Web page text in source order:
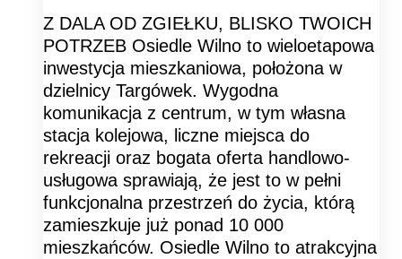
Z DALA OD ZGIEŁKU, BLISKO TWOICH
POTRZEB Osiedle Wilno to wieloetapowa
inwestycja mieszkaniowa, położona w
dzielnicy Targówek. Wygodna
komunikacja z centrum, w tym własna
stacja kolejowa, liczne miejsca do
rekreacji oraz bogata oferta handlowo-
usługowa sprawiają, że jest to w pełni
funkcjonalna przestrzeń do życia, którą
zamieszkuje już ponad 10 000
mieszkańców. Osiedle Wilno to atrakcyjna